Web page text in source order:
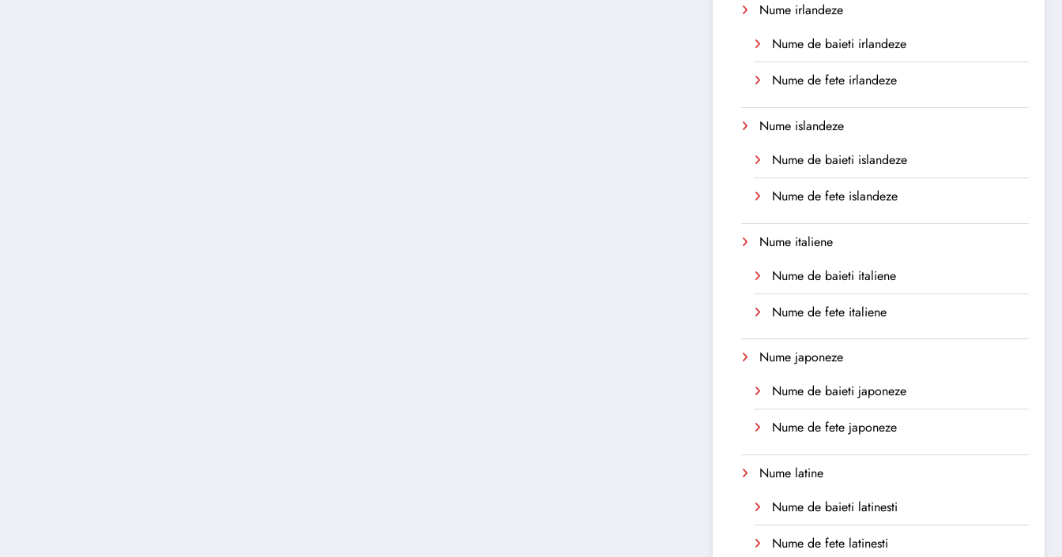
Nume irlandeze
Nume de baieti irlandeze
Nume de fete irlandeze
Nume islandeze
Nume de baieti islandeze
Nume de fete islandeze
Nume italiene
Nume de baieti italiene
Nume de fete italiene
Nume japoneze
Nume de baieti japoneze
Nume de fete japoneze
Nume latine
Nume de baieti latinesti
Nume de fete latinesti